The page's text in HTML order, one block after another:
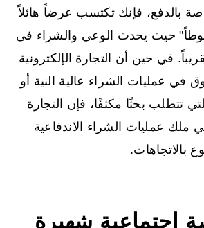
بالدفع، فإنك تكتسب عرضاً هائلاً
حيث يحدث الوعي والشراء في
في حين أن التجارة الإلكترونية
عمليات الشراء عالية النية أو
بحثًا مكثفًا، فإن التجارة
عمليات الشراء الاندفاعية
شهيرة